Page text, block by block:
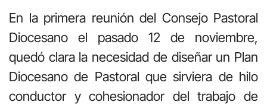
En la primera reunión del Consejo Pastoral
Diocesano el pasado 12 de noviembre,
quedó clara la necesidad de diseñar un Plan
Diocesano de Pastoral que sirviera de hilo
conductor y cohesionador del trabajo de